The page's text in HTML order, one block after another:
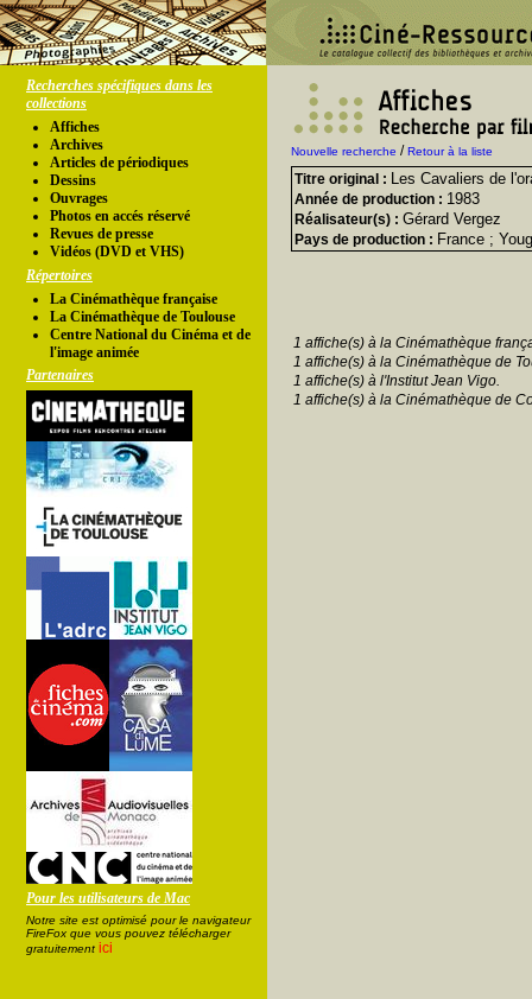
Recherches spécifiques dans les
collections
Affiches
Archives
Articles de périodiques
Dessins
Ouvrages
Photos en accés réservé
Revues de presse
Vidéos (DVD et VHS)
Répertoires
La Cinémathèque française
La Cinémathèque de Toulouse
Centre National du Cinéma et de
l'image animée
Partenaires
Pour les utilisateurs de Mac
Notre site est optimisé pour le navigateur
FireFox que vous pouvez télécharger
gratuitement ici
Nouvelle recherche /Retour à la liste
Titre original : Les Cavaliers de
Année de production : 1983
Réalisateur(s) : Gérard Vergez
Pays de production : France ;
1 affiche(s) à la Cinémathèque
1 affiche(s) à la Cinémathèque de
1 affiche(s) à l'Institut Jean Vigo.
1 affiche(s) à la Cinémathèque de